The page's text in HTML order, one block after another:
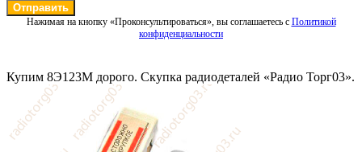
Отправить
Нажимая на кнопку «Проконсультироваться», вы соглашаетесь с Политикой
конфиденциальности
Купим 8Э123М дорого. Скупка радиодеталей «Радио Торг03».